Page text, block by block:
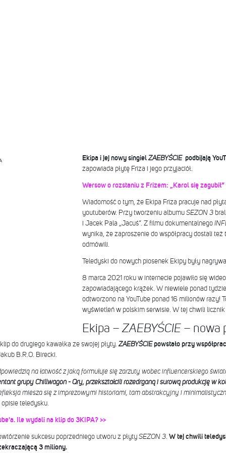
Ekipa i jej nowy singiel ZAEBYŚCIE podbijają
zapowiada płytę Friza i jego przyjaciół.
Wersow o rozstaniu z Frizem: „Karol się zagubił”
Wiadomość o tym, że Ekipa Friza pracuje nad
youtuberów. Przy tworzeniu albumuSEZON 3
i Jacek Pala „Jacuś”. Z filmu dokumentalnego
wynika, że zaproszenie do współpracy dostali
odmówili.
Teledyski do nowych piosenek Ekipy były
8 marca 2021 roku w internecie pojawiło się
zapowiadającego krążek. W niewiele ponad
odtworzono na YouTube ponad 16 milionów razy!
wyświetleń w polskim serwisie. W tej chwili
Ekipa – ZAEBYŚCIE – nowa
do drugiego kawałka ze swojej płyty. ZAEBYŚCIEpowstało przy
B.R.O. Birecki.
na łatwość z jaką formułuje się zarzuty wobec influencerskiego
grupy Chillwagon - Qry, przekształcili rozedrganą i surową produkcję w
miesza się z imprezowymi historiami, tam abstrakcyjny i
teledysku.
Ile wydali na klip do 3KIPA? >>
sukcesu poprzedniego utworu z płytySEZON 3. W tej chwili
3 miliony.